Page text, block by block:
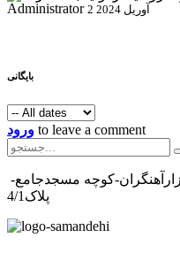
Administrator
2 آوریل 2024
بایگانی
ورود to leave a comment
پلاک4/1